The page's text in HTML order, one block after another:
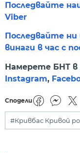
Последвайте
Viber
Последвайте ни
винаги в час с
Намерете БНТ в
Instagram,
Сподели
#Кривбас Кривой